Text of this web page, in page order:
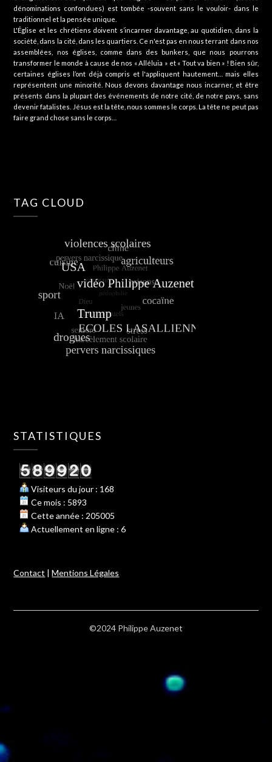
dénominations confondues) est tombée -souvent sans le vouloir- dans le
traditionnel et la pensée unique.
L'Église et les chrétiens doivent s’incarner davantage, au quotidien, dans la
société, dans la cité, dans les quartiers. Ce n'est pas en nous terrant dans nos
assemblées, nos églises, comme dans des bunkers, que nous pourrons
transformer le monde à cause de nos « Alléluia » et « Tout va bien » ! Bien sûr,
certaines églises l’ont déjà compris et l'appliquent hautement… mais elles
représentent une minorité. Nous devons davantage nous incarner, et être
présents dans la plupart des événements de notre cité, de notre pays, sans
devenir fatalistes. Jésus est la tête, nous sommes le corps. La tête ne peut pas
faire grand chose sans le corps…
TAG CLOUD
STATISTIQUES
Visiteurs du jour : 168
Ce mois : 5893
Cette année : 205005
Actuellement en ligne : 6
Contact |Mentions Légales
©2024 Philippe Auzenet